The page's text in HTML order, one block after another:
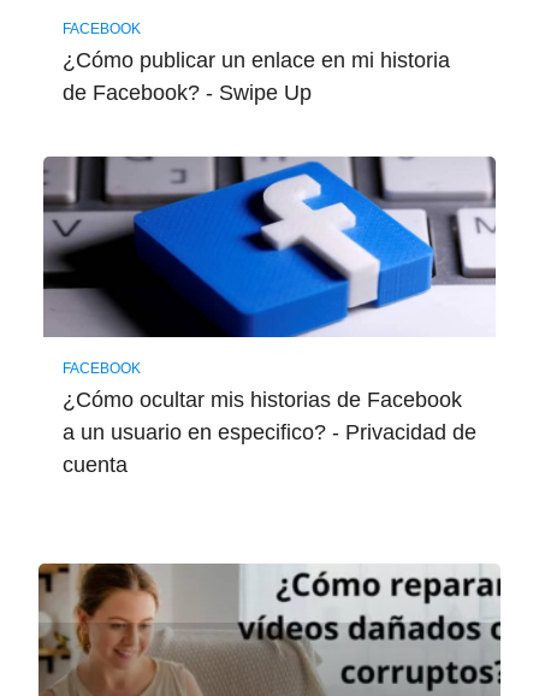
FACEBOOK
¿Cómo publicar un enlace en mi historia
de Facebook? - Swipe Up
FACEBOOK
¿Cómo ocultar mis historias de Facebook
a un usuario en especifico? - Privacidad de
cuenta